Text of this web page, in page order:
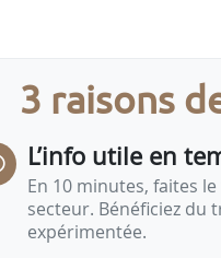
n’est pas très
diminué sa
Richard…
3 raisons
L’info utile en
En 10 minutes, faites
secteur. Bénéficiez du
expérimentée.